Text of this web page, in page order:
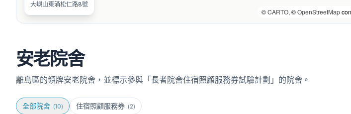
©CARTO, ©OpenStreetMap
大嶼山東涌松仁路8號
安老院舍
離島區的領牌安老院舍，並標示參與「長者院舍住宿照顧服務券試驗計劃」的院舍。
全部院舍 (10) 住宿照顧服務券 (2)